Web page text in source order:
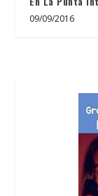
09/09/2016